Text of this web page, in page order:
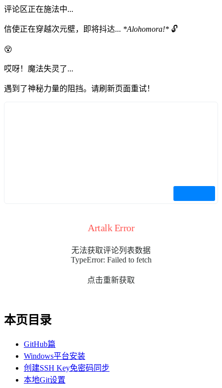
评论区正在施法中...
信使正在穿越次元壁，即将抖达... *Alohomora!* 🔓
😵
哎呀！魔法失灵了...
遇到了神秘力量的阻挡。请刷新页面重试！
Artalk Error
无法获取评论列表数据
TypeError: Failed to fetch
点击重新获取
本页目录
GitHub篇
Windows平台安装
创建SSH Key免密码同步
本地Git设置